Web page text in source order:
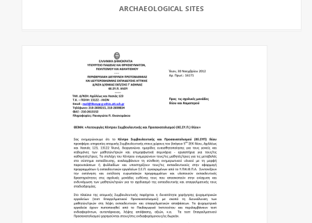
ARCHAEOLOGICAL SITES